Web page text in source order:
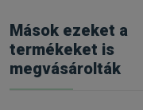
Kapható kiszerelések:
Pea konzerv 6x400g
Mások ezeket a
termékeket is
megvásárolták